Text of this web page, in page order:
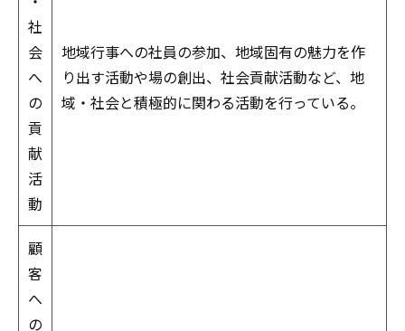
社
会
へ
の
貢
献
活
動
地域行事への社員の参加、地域固有の魅力を作
り出す活動や場の創出、社会貢献活動など、地
域・社会と積極的に関わる活動を行っている。
顧
客
へ
の